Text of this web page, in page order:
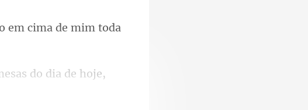
em cima de mim toda
hoje,